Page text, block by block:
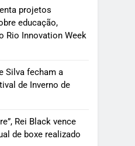
projetos
educação,
Rio Innovation Week
Silva fecham a
de Inverno de
Rei Black vence
de boxe realizado